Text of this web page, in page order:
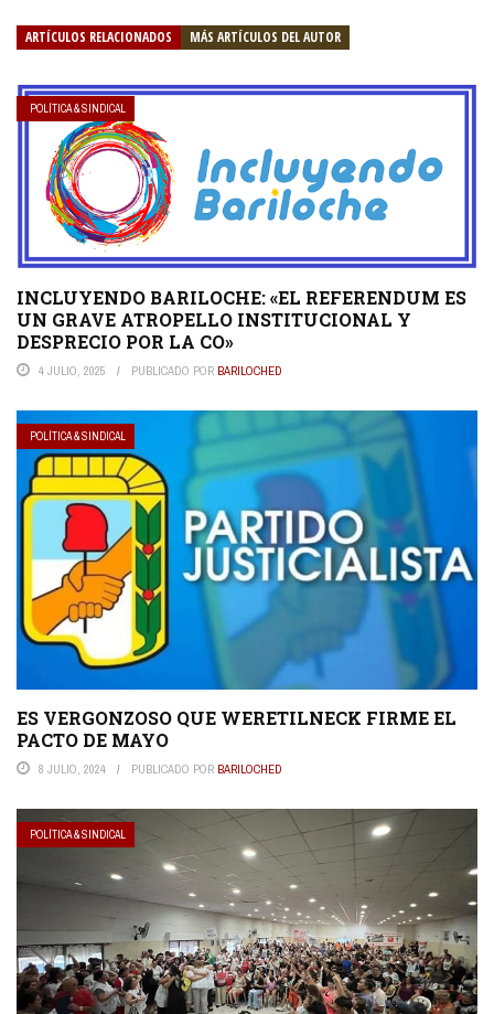
ARTÍCULOS RELACIONADOS MÁS ARTÍCULOS DEL AUTOR
POLÍTICA & SINDICAL
INCLUYENDO BARILOCHE: «EL REFERENDUM ES
UN GRAVE ATROPELLO INSTITUCIONAL Y
DESPRECIO POR LA CO»
4 JULIO, 2025 PUBLICADO POR BARILOCHED
POLÍTICA & SINDICAL
ES VERGONZOSO QUE WERETILNECK FIRME EL
PACTO DE MAYO
8 JULIO, 2024 PUBLICADO POR BARILOCHED
POLÍTICA & SINDICAL